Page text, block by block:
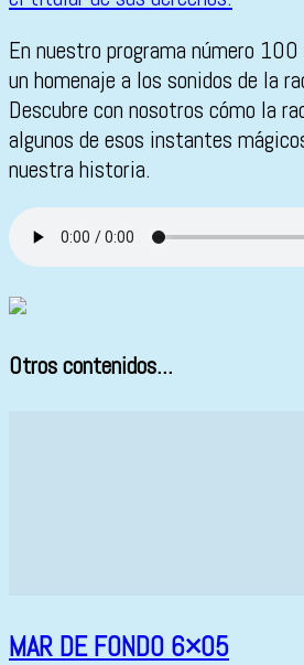
En nuestro programa número
un homenaje a los sonidos de la
Descubre con nosotros cómo la
algunos de esos instantes
nuestra historia.
Otros contenidos...
MAR DE FONDO 6×05